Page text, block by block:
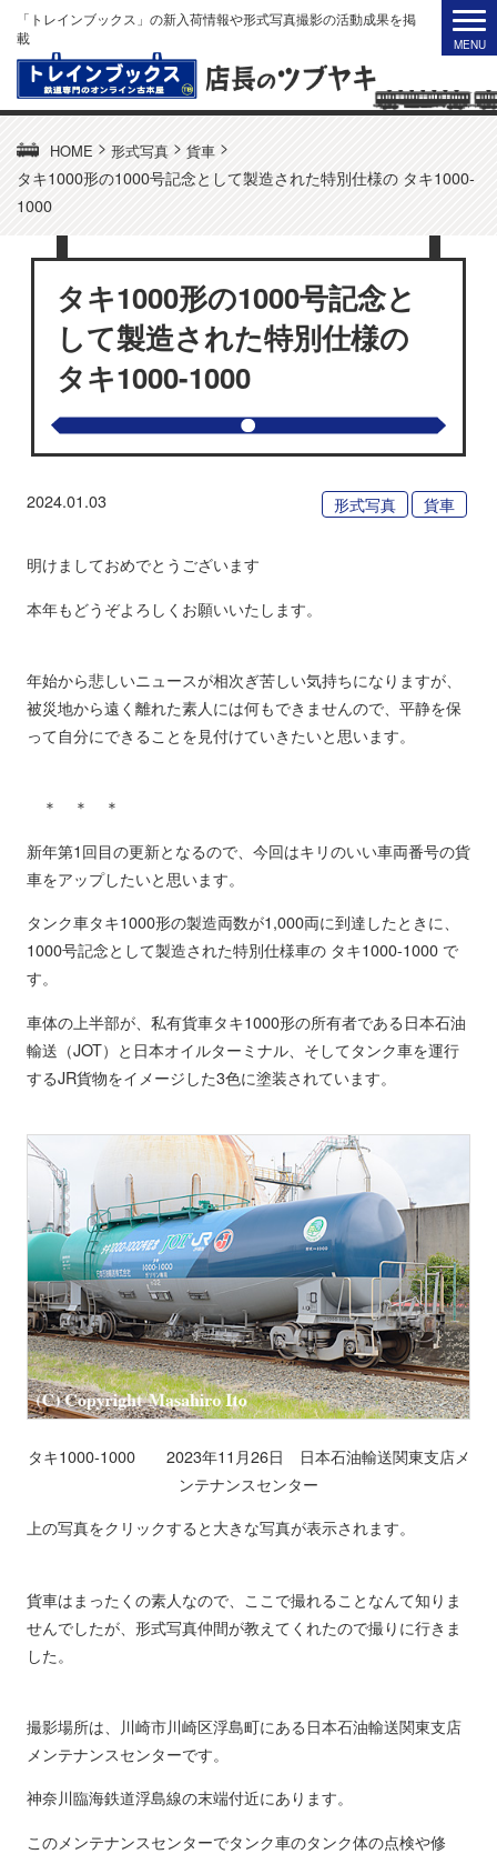
「トレインブックス」の新入荷情報や形式写真撮影の活動成果を掲
載
HOME > 形式写真 > 貨車 >
タキ1000形の1000号記念として製造された特別仕様の タキ1000-
1000
タキ1000形の1000号記念と
して製造された特別仕様の
タキ1000-1000
2024.01.03 形式写真 貨車
明けましておめでとうございます
本年もどうぞよろしくお願いいたします。
年始から悲しいニュースが相次ぎ苦しい気持ちになりますが、
被災地から遠く離れた素人には何もできませんので、平静を保
って自分にできることを見付けていきたいと思います。
＊ ＊ ＊
新年第1回目の更新となるので、今回はキリのいい車両番号の貨
車をアップしたいと思います。
タンク車タキ1000形の製造両数が1,000両に到達したときに、
1000号記念として製造された特別仕様車の タキ1000-1000 で
す。
車体の上半部が、私有貨車タキ1000形の所有者である日本石油
輸送（JOT）と日本オイルターミナル、そしてタンク車を運行
するJR貨物をイメージした3色に塗装されています。
タキ1000-1000 2023年11月26日 日本石油輸送関東支店メ
ンテナンスセンター
上の写真をクリックすると大きな写真が表示されます。
貨車はまったくの素人なので、ここで撮れることなんて知りま
せんでしたが、形式写真仲間が教えてくれたので撮りに行きま
した。
撮影場所は、川崎市川崎区浮島町にある日本石油輸送関東支店
メンテナンスセンターです。
神奈川臨海鉄道浮島線の末端付近にあります。
このメンテナンスセンターでタンク車のタンク体の点検や修